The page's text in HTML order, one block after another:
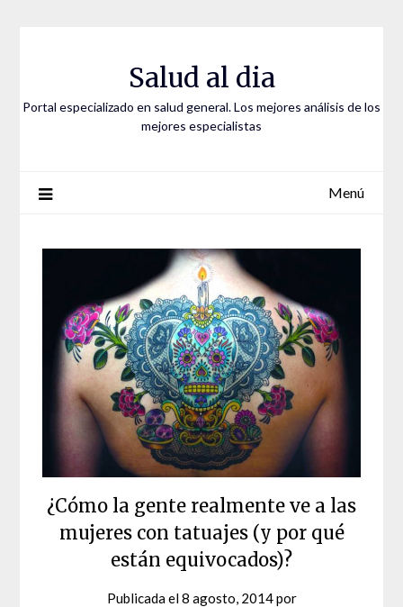
Salud al dia
Portal especializado en salud general. Los mejores análisis de los
mejores especialistas
Menú
¿Cómo la gente realmente ve a las
mujeres con tatuajes (y por qué
están equivocados)?
Publicada el8 agosto, 2014por